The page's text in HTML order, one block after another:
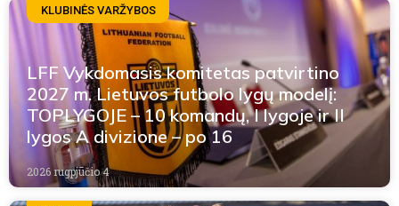
KLUBINĖS VARŽYBOS
LFF Vykdomasis komitetas patvirtino
2027 m. Lietuvos futbolo lygų modelį:
TOPLYGOJE – 10 komandų, I lygoje ir II
lygos A divizione – po 16
2026 rugpjūčio 4